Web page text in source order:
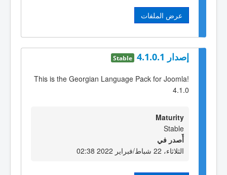
عرض الملفات
إصدار 4.1.0.1 Stable
This is the Georgian Language Pack for Joomla!
4.1.0
Maturity
Stable
أٌصدر في
الثلاثاء، 22 شباط/فبراير 2022 02:38